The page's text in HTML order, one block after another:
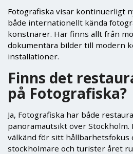
Fotografiska visar kontinuerligt
både internationellt kända
konstnärer. Här finns allt från
dokumentära bilder till modern
installationer.
Finns det
på Fotografiska?
Ja, Fotografiska har både
panoramautsikt över Stockholm.
välkänd för sitt hållbarhetsfokus
stockholmare och turister året